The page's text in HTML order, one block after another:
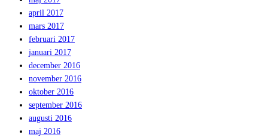
april 2017
mars 2017
februari 2017
januari 2017
december 2016
november 2016
oktober 2016
september 2016
augusti 2016
maj 2016